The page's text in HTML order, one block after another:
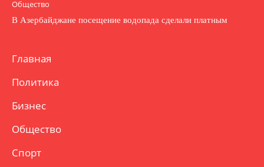
Общество
В Азербайджане посещение водопада сделали платным
Главная
Политика
Бизнес
Общество
Спорт